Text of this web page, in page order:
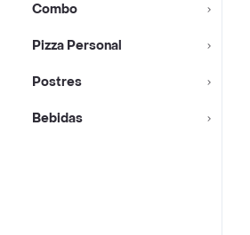
Combo
Pizza Personal
Postres
Bebidas